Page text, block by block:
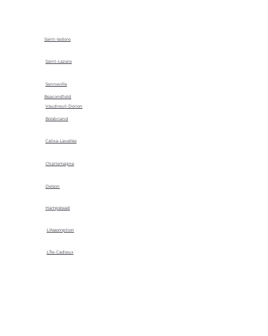
Saint-Isidore
Saint-Lazare
Senneville
Vaudreuil-Dorion
Beaconsfield
Boisbriand
Calixa-Lavallée
Charlemagne
Delson
Hampstead
L'Assomption
L'Île-Cadieux